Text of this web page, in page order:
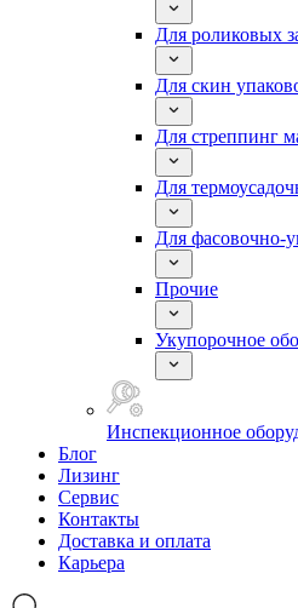
Для роликовых
Для скин
Для стреппинг
Для
Для фасовочно-
Прочие
Укупорочное
Инспекционное
Блог
Лизинг
Сервис
Контакты
Доставка и оплата
Карьера